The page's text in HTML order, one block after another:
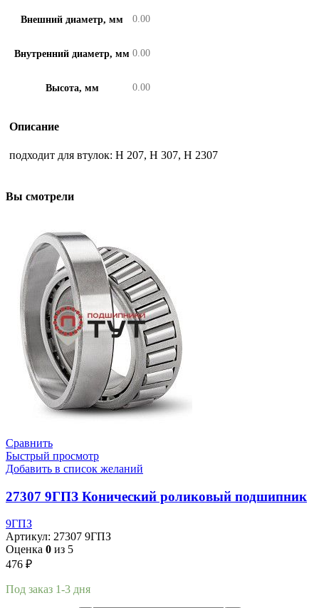
Внешний диаметр, мм 0.00
Внутренний диаметр, мм 0.00
Высота, мм 0.00
Описание
подходит для втулок: H 207, H 307, H 2307
Вы смотрели
Сравнить
Быстрый просмотр
Добавить в список желаний
27307 9ГПЗ Конический роликовый подшипник
9ГПЗ
Артикул: 27307 9ГПЗ
Оценка 0 из 5
476 ₽
Под заказ 1-3 дня